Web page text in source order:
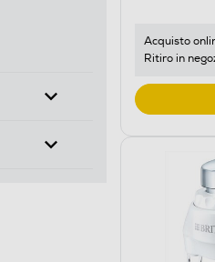
Acquisto
Ritiro in